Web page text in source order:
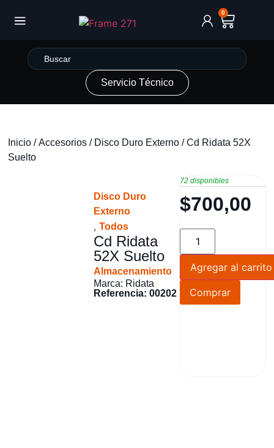
0
Servicio Técnico
Inicio /Accesorios / Disco Duro Externo / Cd Ridata 52X
Suelto
Disco Duro
Externo
, Todos
Cd Ridata
52X Suelto
Almacenamiento
Marca: Ridata
Referencia: 00202
72 disponibles
$700,00
Agregar al carrito
Comprar